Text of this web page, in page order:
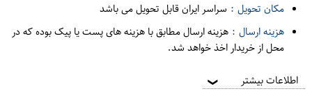
مکان تحویل : سراسر ایران قابل تحویل می باشد
هزینه ارسال : هزینه ارسال مطابق با هزینه های پست یا پیک بوده که در
محل از خریدار اخذ خواهد شد.
اطلاعات بیشتر ❯